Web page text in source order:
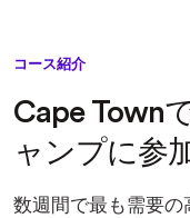
コース紹介
Cape Town
ャンプに参
数週間で最も需要